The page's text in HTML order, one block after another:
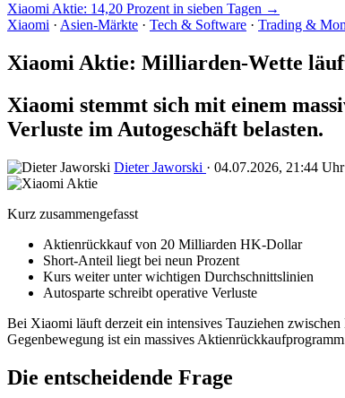
Xiaomi Aktie: 14,20 Prozent in sieben Tagen →
Xiaomi · Asien-Märkte · Tech & Software · Trading &
Xiaomi Aktie: Milliarden-Wette
Xiaomi stemmt sich mit einem
Verluste im Autogeschäft belasten.
Dieter Jaworski · 04.07.2026, 21:44 Uhr
Kurz zusammengefasst
Aktienrückkauf von 20 Milliarden HK-Dollar
Short-Anteil liegt bei neun Prozent
Kurs weiter unter wichtigen Durchschnittslinien
Autosparte schreibt operative Verluste
Bei Xiaomi läuft derzeit ein intensives Tauziehen
Gegenbewegung ist ein massives
Die entscheidende Frage